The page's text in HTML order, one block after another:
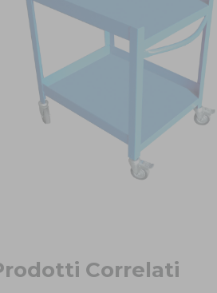
Correlati